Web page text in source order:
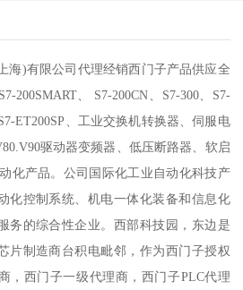
限公司代理经销西门子产品供应全
200SMART、 S7-200CN、S7-300、S7-
ET200SP、工业交换机转换器、伺服电
驱动器变频器、低压断路器、软启
化产品。公司国际化工业自动化科技产
化控制系统、机电一体化装备和信息化
务的综合性企业。西部科技园，东边是
片制造商台积电毗邻，作为西门子授权
，西门子一级代理商，西门子PLC代理